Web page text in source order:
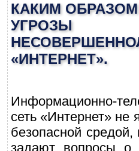
КАКИМ
УГРОЗЫ
«ИНТЕРНЕТ».
Информационно-
сеть «Интернет» не
безопасной
задают вопросы о